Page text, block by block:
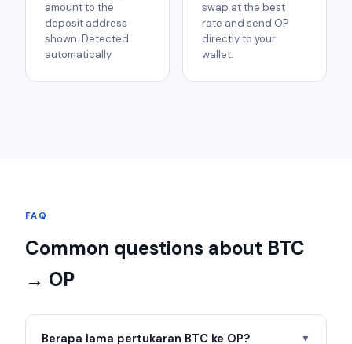
amount to the
deposit address
shown. Detected
automatically.
swap at the best
rate and send OP
directly to your
wallet.
FAQ
Common questions about BTC
→ OP
Berapa lama pertukaran BTC ke OP? ▼